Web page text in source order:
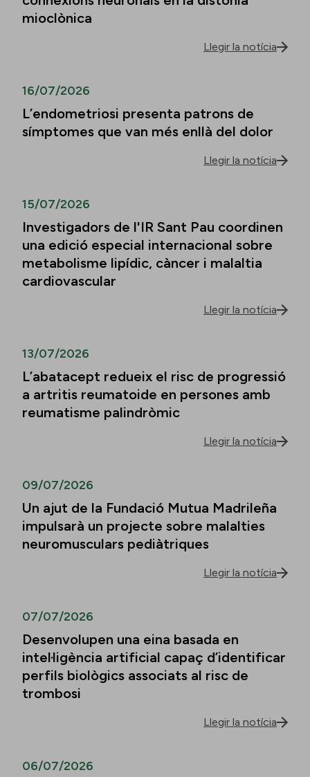
mioclònica
Llegir la notícia
16/07/2026
L’endometriosi presenta patrons de
símptomes que van més enllà del dolor
Llegir la notícia
15/07/2026
Investigadors de l'IR Sant Pau coordinen
una edició especial internacional sobre
metabolisme lipídic, càncer i malaltia
cardiovascular
Llegir la notícia
13/07/2026
L’abatacept redueix el risc de progressió
a artritis reumatoide en persones amb
reumatisme palindròmic
Llegir la notícia
09/07/2026
Un ajut de la Fundació Mutua Madrileña
impulsarà un projecte sobre malalties
neuromusculars pediàtriques
Llegir la notícia
07/07/2026
Desenvolupen una eina basada en
intel·ligència artificial capaç d’identificar
perfils biològics associats al risc de
trombosi
Llegir la notícia
06/07/2026